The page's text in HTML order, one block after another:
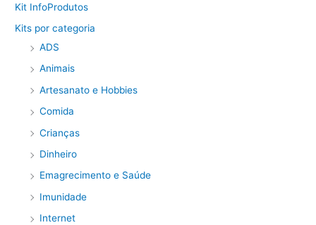
Kit InfoProdutos
Kits por categoria
ADS
Animais
Artesanato e Hobbies
Comida
Crianças
Dinheiro
Emagrecimento e Saúde
Imunidade
Internet